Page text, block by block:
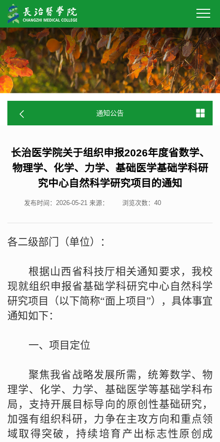
通知公告
长治医学院关于组织申报2026年度省数学、
物理学、化学、力学、基础医学基础学科研
究中心自然科学研究项目的通知
发布时间：2026-05-21 来源： 浏览次数： 40
各二级部门（单位）：
根据山西省科技厅相关通知要求，我校
现就组织申报省基础学科研究中心自然科学
研究项目（以下简称“面上项目”），具体事宜
通知如下：
一、项目定位
聚焦我省战略发展所需，统筹数学、物
理学、化学、力学、基础医学等基础学科布
局，支持开展目标导向的原创性基础研究，
加强有组织科研，力争在主攻方向和重点领
域取得突破，持续培育产出标志性原创成